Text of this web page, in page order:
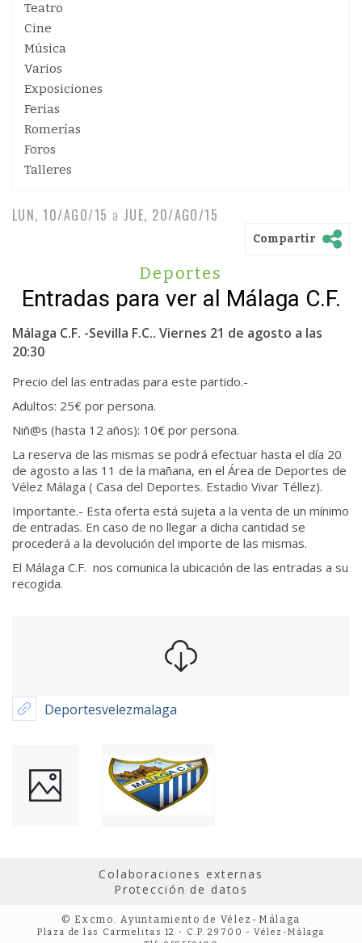
Teatro
Cine
Música
Varios
Exposiciones
Ferias
Romerías
Foros
Talleres
LUN, 10/AGO/15 a JUE, 20/AGO/15
Compartir
Deportes
Entradas para ver al Málaga C.F.
Málaga C.F. -Sevilla F.C.. Viernes 21 de agosto a las
20:30
Precio del las entradas para este partido.-
Adultos: 25€ por persona.
Niñ@s (hasta 12 años): 10€ por persona.
La reserva de las mismas se podrá efectuar hasta el día 20
de agosto a las 11 de la mañana, en el Área de Deportes de
Vélez Málaga ( Casa del Deportes. Estadio Vivar Téllez).
Importante.- Esta oferta está sujeta a la venta de un mínimo
de entradas. En caso de no llegar a dicha cantidad se
procederá a la devolución del importe de las mismas.
El Málaga C.F. nos comunica la ubicación de las entradas a su
recogida.
Deportesvelezmalaga
Colaboraciones externas
Protección de datos
© Excmo. Ayuntamiento de Vélez-Málaga
Plaza de las Carmelitas 12 - C.P. 29700 - Vélez-Málaga